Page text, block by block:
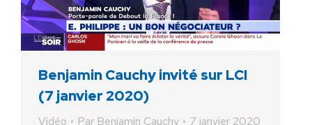
Benjamin Cauchy invité sur LCI
(7 janvier 2020)
Vidéo Par Benjamin Cauchy
7 janvier 2020